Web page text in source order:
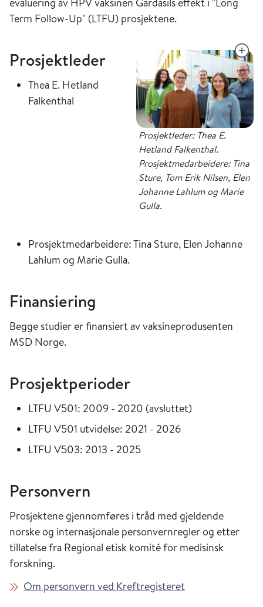
Term Follow-Up" (LTFU) prosjektene.
Prosjektleder: Thea E.
Hetland Falkenthal.
Prosjektmedarbeidere: Tina
Sture, Tom Erik Nilsen, Elen
Johanne Lahlum og Marie
Gulla.
Prosjektleder
Thea E. Hetland
Falkenthal
Prosjektmedarbeidere: Tina Sture, Elen Johanne
Lahlum og Marie Gulla.
Finansiering
Begge studier er finansiert av vaksineprodusenten
MSD Norge.
Prosjektperioder
LTFU V501: 2009 - 2020 (avsluttet)
LTFU V501 utvidelse: 2021 - 2026
LTFU V503: 2013 - 2025
Personvern
Prosjektene gjennomføres i tråd med gjeldende
norske og internasjonale personvernregler og etter
tillatelse fra Regional etisk komité for medisinsk
forskning.
Om personvern ved Kreftregisteret